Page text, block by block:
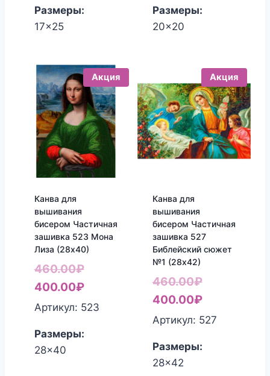
Размеры:
17x25
Размеры:
20x20
Акция
Канва для
вышивания
бисером Частичная
зашивка 523 Мона
Лиза (28х40)
460.00₽Первоначальная
цена
составляла
400.00₽Текущая
цена:
Артикул: 523
Размеры:
28x40
Акция
Канва для
вышивания
бисером Частичная
зашивка 527
Библейский сюжет
№1 (28х42)
460.00₽
цена
составляла
400.00₽Текущая
цена:
Артикул: 527
Размеры:
28x42